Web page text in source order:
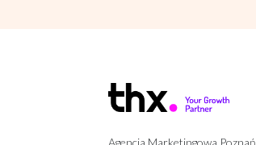
Agencja Marketingowa Poznań